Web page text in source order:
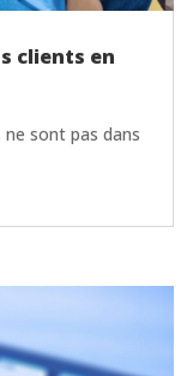
clients en
ne sont pas dans